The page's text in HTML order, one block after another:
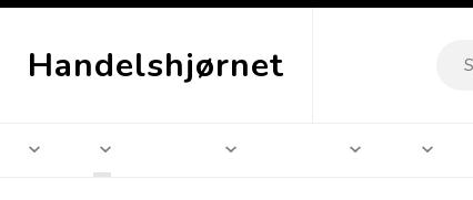
Handelshjørnet